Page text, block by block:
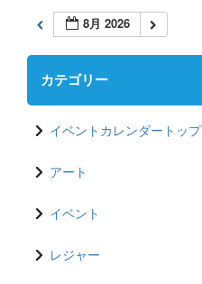
8月 2026
カテゴリー
イベントカレンダートップ
アート
イベント
レジャー